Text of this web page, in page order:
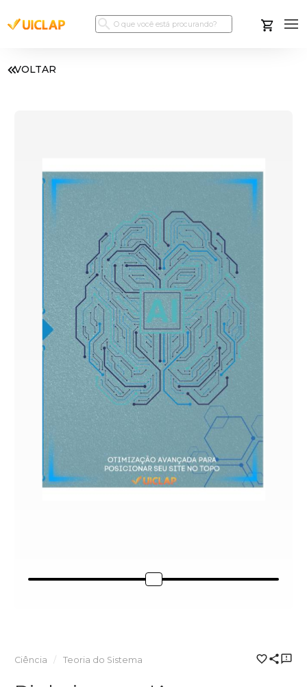
VOLTAR
Ciência Teoria do Sistema